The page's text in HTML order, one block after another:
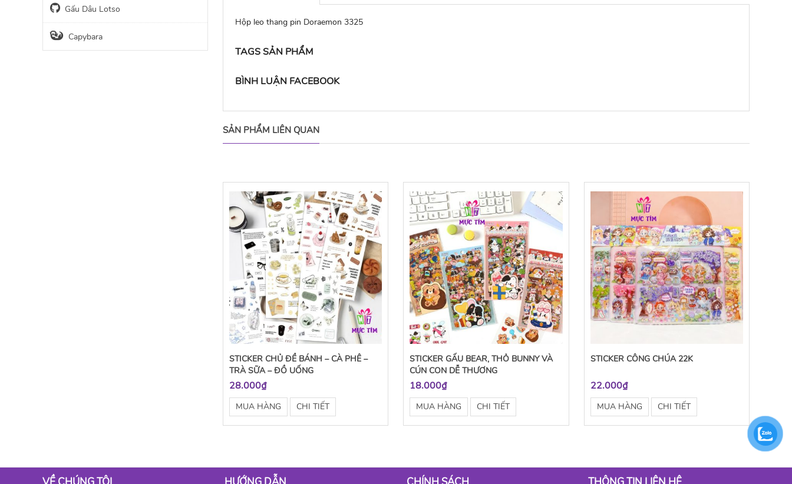
Hộp leo thang pin Doraemon 3325
TAGS SẢN PHẨM
BÌNH LUẬN FACEBOOK
SẢN PHẨM LIÊN QUAN
STICKER CHỦ ĐỀ BÁNH – CÀ PHÊ –
TRÀ SỮA – ĐỒ UỐNG
28.000₫
MUA HÀNG CHI TIẾT
STICKER GẤU BEAR, THỎ BUNNY VÀ
CÚN CON DỄ THƯƠNG
18.000₫
MUA HÀNG CHI TIẾT
STICKER CÔNG CHÚA 22K
22.000₫
MUA HÀNG CHI TIẾT
Gấu Dâu Lotso
Capybara